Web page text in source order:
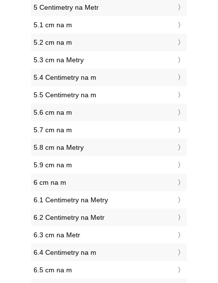
5 Centimetry na Metr
5.1 cm na m
5.2 cm na m
5.3 cm na Metry
5.4 Centimetry na m
5.5 Centimetry na m
5.6 cm na m
5.7 cm na m
5.8 cm na Metry
5.9 cm na m
6 cm na m
6.1 Centimetry na Metry
6.2 Centimetry na Metr
6.3 cm na Metr
6.4 Centimetry na m
6.5 cm na m